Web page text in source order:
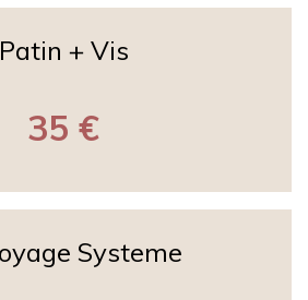
Patin + Vis
35 €
Systeme